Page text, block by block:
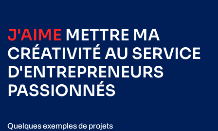
J'AIME METTRE MA
CRÉATIVITÉ AU SERVICE
D'ENTREPRENEURS
PASSIONNÉS
Quelques exemples de projets